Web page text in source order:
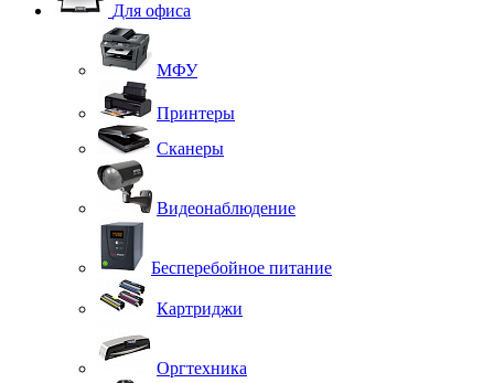
Для офиса
МФУ
Принтеры
Сканеры
Видеонаблюдение
Бесперебойное питание
Картриджи
Оргтехника